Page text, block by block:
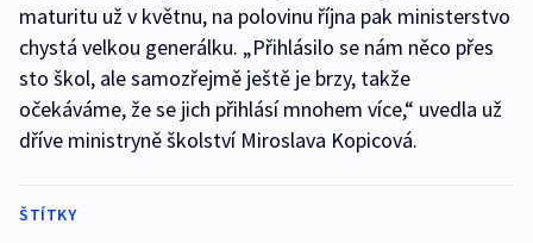
maturitu už v květnu, na polovinu října pak ministerstvo
chystá velkou generálku. „Přihlásilo se nám něco přes
sto škol, ale samozřejmě ještě je brzy, takže
očekáváme, že se jich přihlásí mnohem více,“ uvedla už
dříve ministryně školství Miroslava Kopicová.
ŠTÍTKY